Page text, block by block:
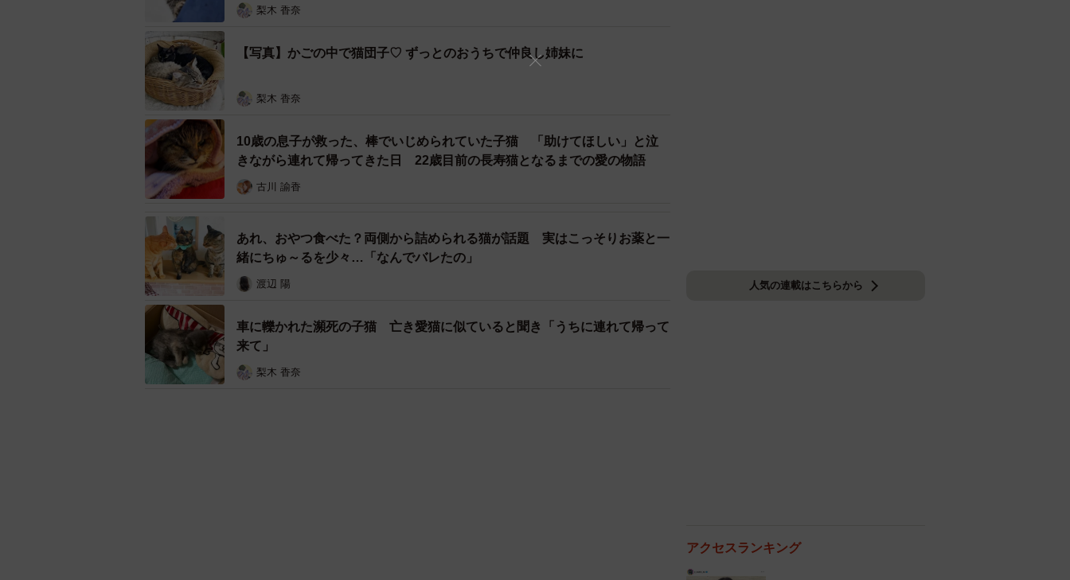
3/17
ひどい脱水症状を起こし、食べることができなかったルナちゃん（画像提供：なちゅふぉとさん）
梨木 香奈
【写真】かごの中で猫団子♡ ずっとのおうちで仲良し姉妹に
梨木 香奈
10歳の息子が救った、棒でいじめられていた子猫 「助けてほしい」と泣
きながら連れて帰ってきた日 22歳目前の長寿猫となるまでの愛の物語
古川 諭香
あれ、おやつ食べた？両側から詰められる猫が話題 実はこっそりお薬と一
緒にちゅ～るを少々…「なんでバレたの」
渡辺 陽
車に轢かれた瀕死の子猫 亡き愛猫に似ていると聞き「うちに連れて帰って
来て」
梨木 香奈
人気の連載はこちらから
アクセスランキング